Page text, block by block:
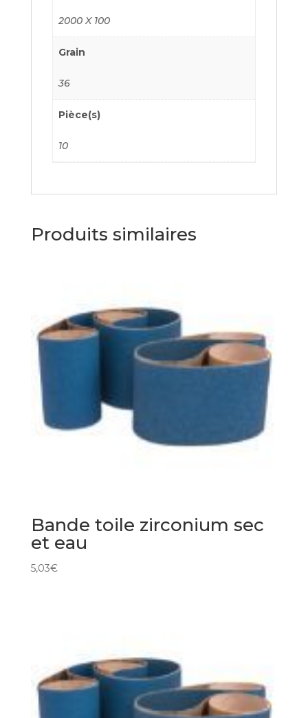
2000 X 100
Grain
36
Pièce(s)
10
Produits similaires
Bande toile zirconium sec
et eau
5,03€